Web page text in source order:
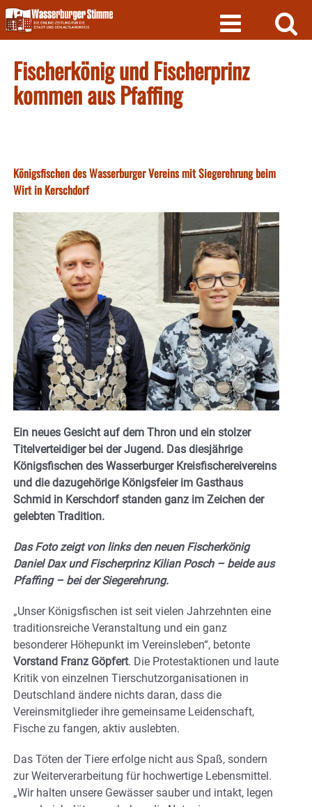
Skip
to
content
Fischerkönig und Fischerprinz
kommen aus Pfaffing
Königsfischen des Wasserburger Vereins mit Siegerehrung beim
Wirt in Kerschdorf
Ein neues Gesicht auf dem Thron und ein stolzer
Titelverteidiger bei der Jugend. Das diesjährige
Königsfischen des Wasserburger Kreisfischereivereins
und die dazugehörige Königsfeier im Gasthaus
Schmid in Kerschdorf standen ganz im Zeichen der
gelebten Tradition.
Das Foto zeigt von links den neuen Fischerkönig
Daniel Dax und Fischerprinz Kilian Posch – beide aus
Pfaffing – bei der Siegerehrung.
„Unser Königsfischen ist seit vielen Jahrzehnten eine
traditionsreiche Veranstaltung und ein ganz
besonderer Höhepunkt im Vereinsleben“, betonte
Vorstand Franz Göpfert. Die Protestaktionen und laute
Kritik von einzelnen Tierschutzorganisationen in
Deutschland ändere nichts daran, dass die
Vereinsmitglieder ihre gemeinsame Leidenschaft,
Fische zu fangen, aktiv auslebten.
Das Töten der Tiere erfolge nicht aus Spaß, sondern
zur Weiterverarbeitung für hochwertige Lebensmittel.
„Wir halten unsere Gewässer sauber und intakt, legen